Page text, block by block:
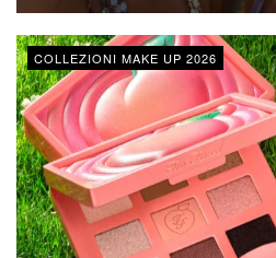
COLLEZIONI MAKE UP 2026